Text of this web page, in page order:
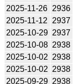
2025-11-26 2936
2025-11-12
2937
2025-10-29 2937
2025-10-08 2938
2025-10-02 2938
2025-10-02 2938
2025-09-29 2938